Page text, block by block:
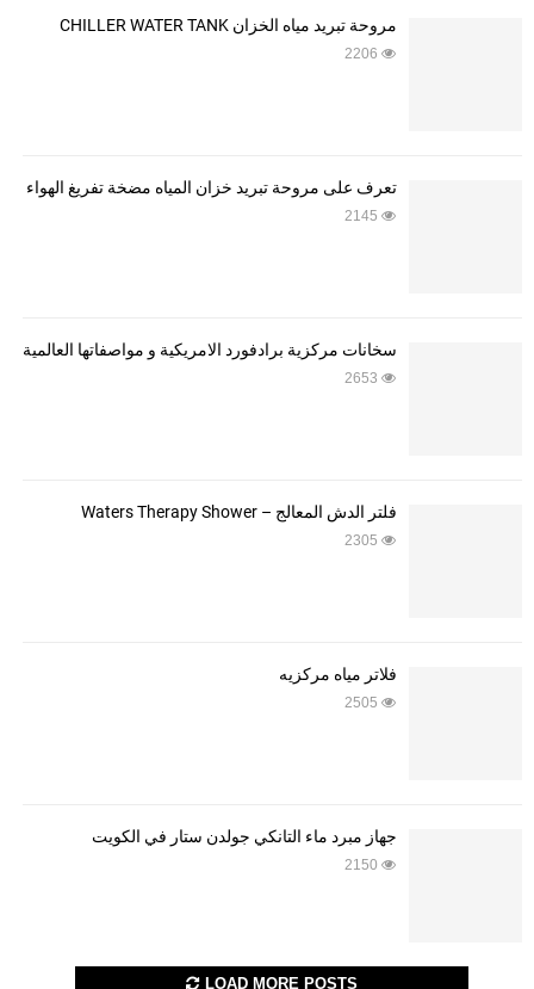
مروحة تبريد مياه الخزان CHILLER WATER TANK
2206
تعرف على مروحة تبريد خزان المياه مضخة تفريغ الهواء
2145
سخانات مركزية برادفورد الامريكية و مواصفاتها العالمية
2653
فلتر الدش المعالج – Waters Therapy Shower
2305
فلاتر مياه مركزيه
2505
جهاز مبرد ماء التانكي جولدن ستار في الكويت
2150
LOAD MORE POSTS